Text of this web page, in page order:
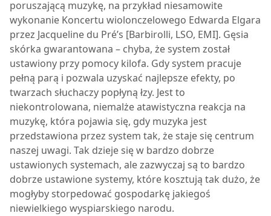
poruszającą muzykę, na przykład niesamowite
wykonanie Koncertu wiolonczelowego Edwarda Elgara
przez Jacqueline du Pré’s [Barbirolli, LSO, EMI]. Gęsia
skórka gwarantowana – chyba, że system został
ustawiony przy pomocy kilofa. Gdy system pracuje
pełną parą i pozwala uzyskać najlepsze efekty, po
twarzach słuchaczy popłyną łzy. Jest to
niekontrolowana, niemalże atawistyczna reakcja na
muzykę, która pojawia się, gdy muzyka jest
przedstawiona przez system tak, że staje się centrum
naszej uwagi. Tak dzieje się w bardzo dobrze
ustawionych systemach, ale zazwyczaj są to bardzo
dobrze ustawione systemy, które kosztują tak dużo, że
mogłyby storpedować gospodarkę jakiegoś
niewielkiego wyspiarskiego narodu.